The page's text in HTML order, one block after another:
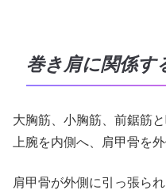
巻き肩に関係す
大胸筋、小胸筋、前鋸筋
上腕を内側へ、肩甲骨を
肩甲骨が外側に引っ張ら